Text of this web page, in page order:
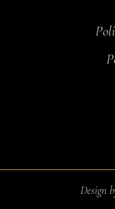
Design